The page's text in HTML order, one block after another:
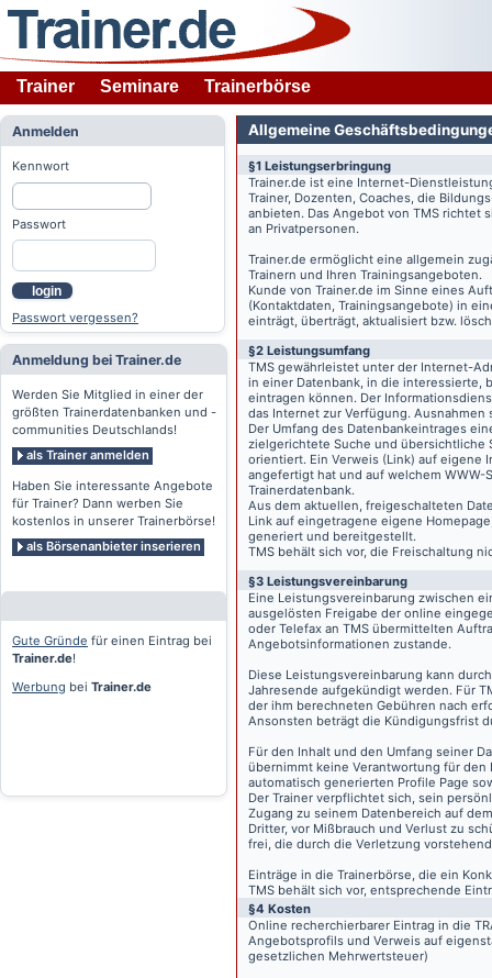
Trainer Seminare Trainerbörse
Anmelden
Kennwort
Passwort
login
Passwort vergessen?
Anmeldung bei Trainer.de
Werden Sie Mitglied in einer der
größten Trainerdatenbanken und -
communities Deutschlands!
als Trainer anmelden
Haben Sie interessante Angebote
für Trainer? Dann werben Sie
kostenlos in unserer Trainerbörse!
als Börsenanbieter inserieren
Gute Gründe für einen Eintrag bei
Trainer.de!
Werbung bei Trainer.de
Allgemeine
§1 Leistungserbringung
Trainer.de ist eine Internet-
Trainer, Dozenten, Coaches, die
anbieten. Das Angebot von TMS richtet
an Privatpersonen.
Trainer.de ermöglicht eine allgemein
Trainern und Ihren Trainingsangeboten.
Kunde von Trainer.de im Sinne eines
(Kontaktdaten, Trainingsangebote) in
einträgt, überträgt, aktualisiert bzw.
§2 Leistungsumfang
TMS gewährleistet unter der Internet-
in einer Datenbank, in die interessierte,
eintragen können. Der
das Internet zur Verfügung.
Der Umfang des Datenbankeintrages
zielgerichtete Suche und übersichtliche
orientiert. Ein Verweis (Link) auf eigene
angefertigt hat und auf welchem
Trainerdatenbank.
Aus dem aktuellen, freigeschalteten
Link auf eingetragene eigene
generiert und bereitgestellt.
TMS behält sich vor, die Freischaltung
§3 Leistungsvereinbarung
Eine Leistungsvereinbarung zwischen
ausgelösten Freigabe der online
oder Telefax an TMS übermittelten
Angebotsinformationen zustande.
Diese Leistungsvereinbarung kann
Jahresende aufgekündigt werden. Für
der ihm berechneten Gebühren nach
Ansonsten beträgt die Kündigungsfrist
Für den Inhalt und den Umfang seiner
übernimmt keine Verantwortung für den
automatisch generierten Profile Page
Der Trainer verpflichtet sich, sein
Zugang zu seinem Datenbereich auf
Dritter, vor Mißbrauch und Verlust zu
frei, die durch die Verletzung
Einträge in die Trainerbörse, die ein
TMS behält sich vor, entsprechende
§4 Kosten
Online recherchierbarer Eintrag in die
Angebotsprofils und Verweis auf
gesetzlichen Mehrwertsteuer)